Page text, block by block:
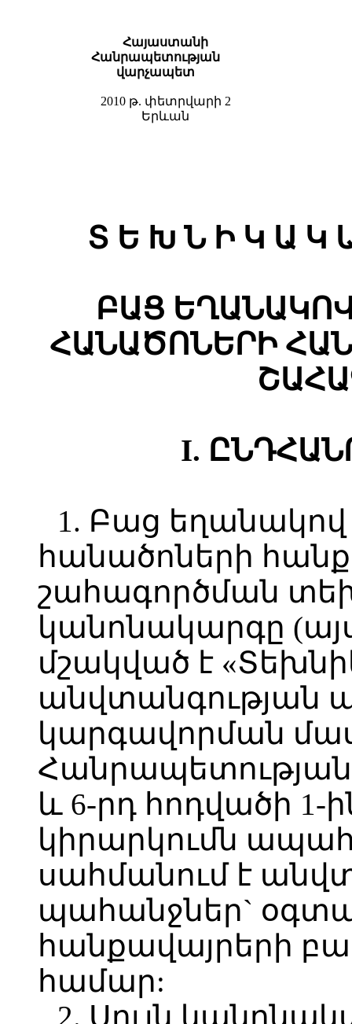
Հայաստանի
Հանրապետության
վարչապետ
2010 թ. փետրվարի 2
Երևան
Տ Ե Խ Ն Ի Կ Ա Կ
ԲԱՑ
ՀԱՆԱԾՈՆԵՐԻ
I.
1. Բաց
հանածոների
շահագործման
կանոնակարգը
մշակված է
կարգավորման
Հանրապետության
և 6-րդ հոդվածի 1-
կիրարկումն
սահմանում է
պահանջներ`
հանքավայրերի
համար:
2. Սույն